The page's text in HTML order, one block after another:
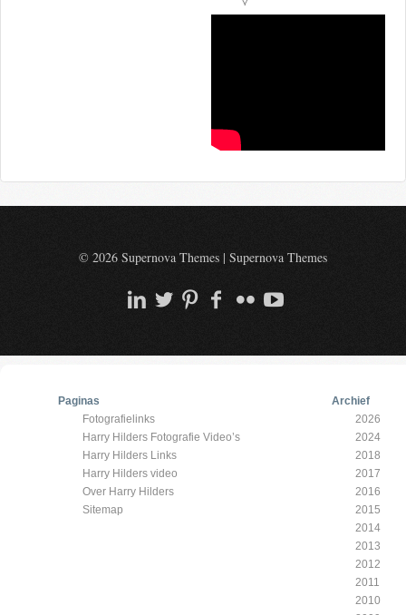
© 2026 Supernova Themes | Supernova Themes
Paginas
Fotografielinks
Harry Hilders Fotografie Video’s
Harry Hilders Links
Harry Hilders video
Over Harry Hilders
Sitemap
Archief
2026
2024
2018
2017
2016
2015
2014
2013
2012
2011
2010